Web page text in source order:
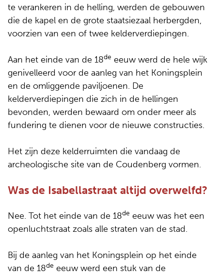
te verankeren in de helling, werden de gebouwen
die de kapel en de grote staatsiezaal herbergden,
voorzien van een of twee kelderverdiepingen.
Aan het einde van de 18de eeuw werd de hele wijk
genivelleerd voor de aanleg van het Koningsplein
en de omliggende paviljoenen. De
kelderverdiepingen die zich in de hellingen
bevonden, werden bewaard om onder meer als
fundering te dienen voor de nieuwe constructies.
Het zijn deze kelderruimten die vandaag de
archeologische site van de Coudenberg vormen.
Was de Isabellastraat altijd overwelfd?
Nee. Tot het einde van de 18de eeuw was het een
openluchtstraat zoals alle straten van de stad.
Bij de aanleg van het Koningsplein op het einde
van de 18de eeuw werd een stuk van de